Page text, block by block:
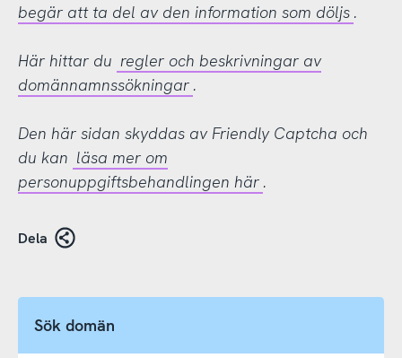
begär att ta del av den information som döljs .
Här hittar du regler och beskrivningar av
domännamnssökningar .
Den här sidan skyddas av Friendly Captcha och
du kan läsa mer om
personuppgiftsbehandlingen här .
Dela
Sök domän